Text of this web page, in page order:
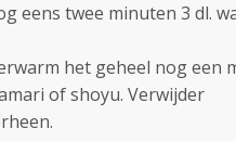
eens twee minuten 3 dl.
het geheel nog een
of shoyu. Verwijder